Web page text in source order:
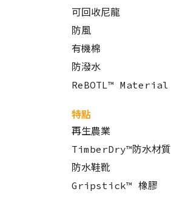
可回收尼龍
防風
有機棉
防潑水
ReBOTL™ Material
特點
再生農業
TimberDry™防水材質
防水鞋靴
Gripstick™ 橡膠